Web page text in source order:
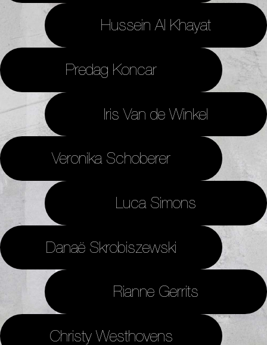
Hussein Al Khayat
Predag Koncar
Iris Van de Winkel
Veronika Schoberer
Luca Simons
Danaë Skrobiszewski
Rianne Gerrits
Christy Westhovens